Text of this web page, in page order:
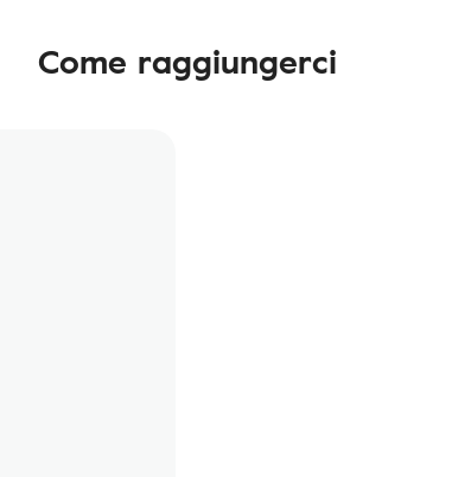
Come raggiungerci